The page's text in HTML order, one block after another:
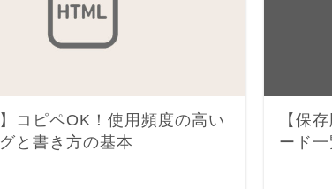
】コピペOK！使用頻度の高い
と書き方の基本
【保
ード一